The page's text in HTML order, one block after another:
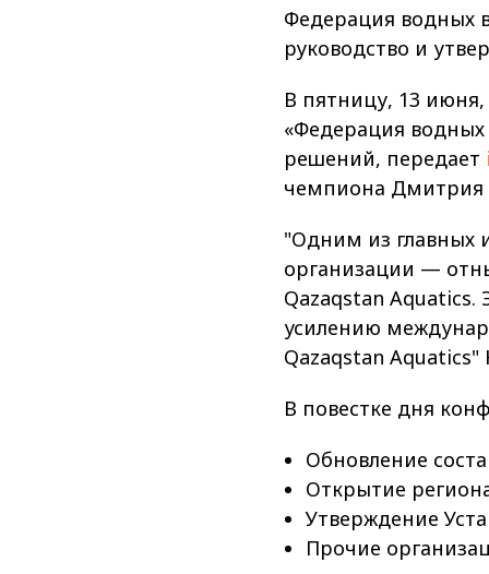
Федерация водных
руководство и
В пятницу, 13
«Федерация
решений, передает
чемпиона Дмитрия
"Одним из главных
организации —
Qazaqstan
усилению
Qazaqstan
В повестке дня
Обновление
Открытие
Утверждение
Прочие